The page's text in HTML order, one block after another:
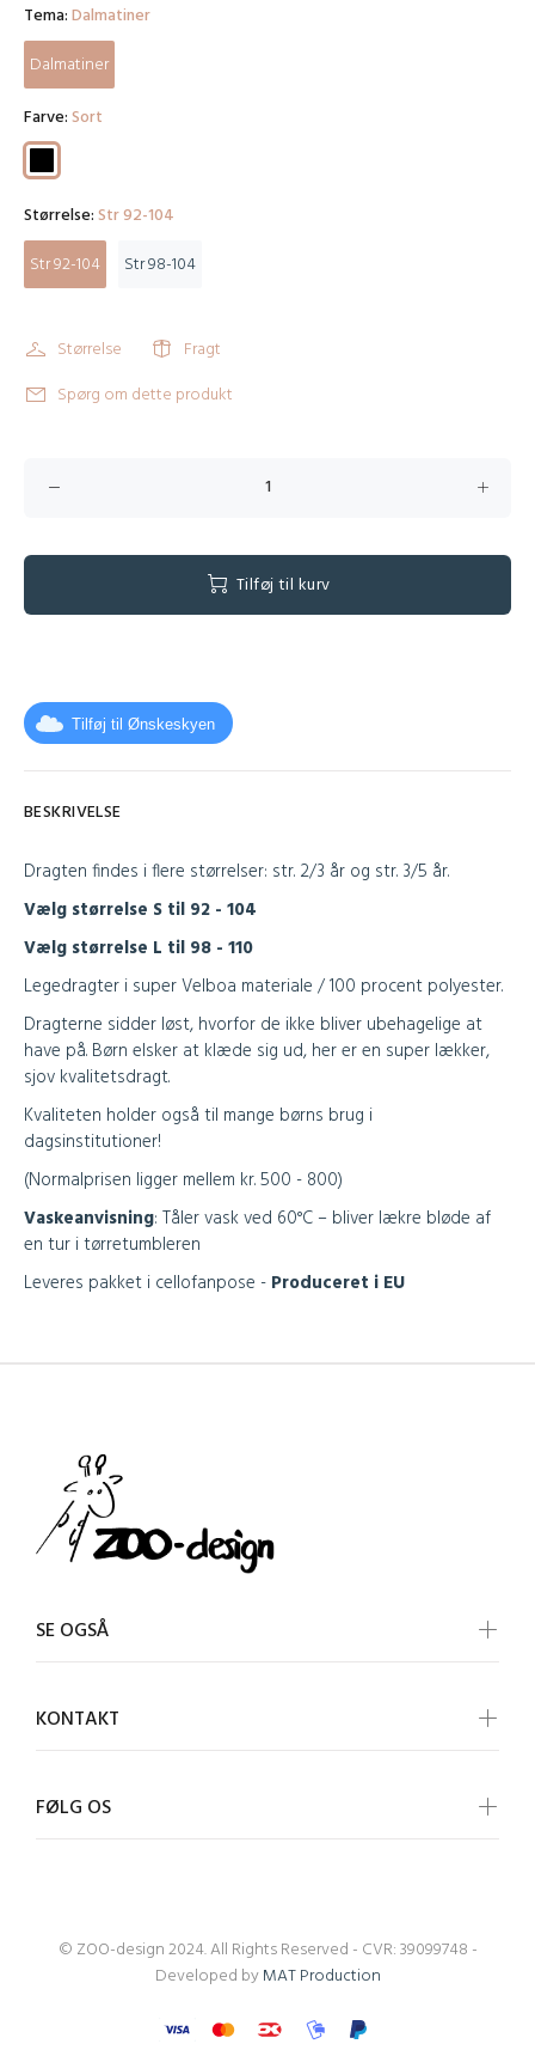
Tema:Dalmatiner
Dalmatiner
Farve:Sort
Størrelse:Str 92-104
Str 92-104
Str 98-104
Størrelse
Fragt
Spørg om dette produkt
Tilføj til kurv
Tilføj til Ønskeskyen
BESKRIVELSE
Dragten findes i flere størrelser: str. 2/3 år og str. 3/5 år.
Vælg størrelse S til 92 - 104
Vælg størrelse L til 98 - 110
Legedragter i super Velboa materiale / 100 procent polyester.
Dragterne sidder løst, hvorfor de ikke bliver ubehagelige at
have på. Børn elsker at klæde sig ud, her er en super lækker,
sjov kvalitetsdragt.
Kvaliteten holder også til mange børns brug i
dagsinstitutioner!
(Normalprisen ligger mellem kr. 500 - 800)
Vaskeanvisning: Tåler vask ved 60°C – bliver lækre bløde af
en tur i tørretumbleren
Leveres pakket i cellofanpose - Produceret i EU
SE OGSÅ
KONTAKT
FØLG OS
© ZOO-design 2024. All Rights Reserved - CVR: 39099748 -
Developed byMAT Production